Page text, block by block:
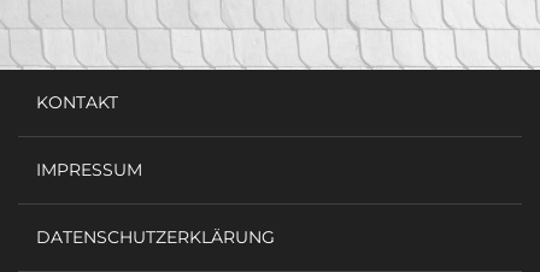
KONTAKT
IMPRESSUM
DATENSCHUTZERKLÄRUNG